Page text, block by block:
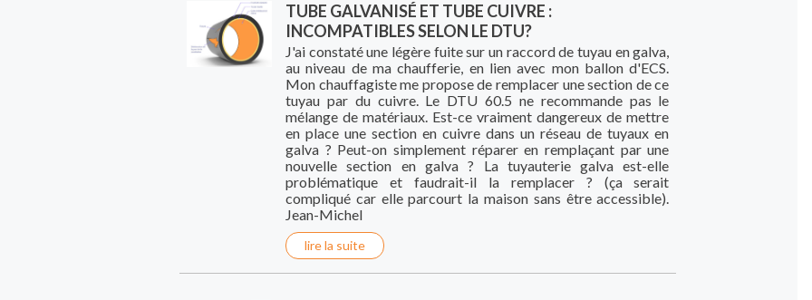
TUBE GALVANISÉ ET TUBE CUIVRE :
INCOMPATIBLES SELON LE DTU?
J'ai constaté une légère fuite sur un raccord de tuyau en galva,
au niveau de ma chaufferie, en lien avec mon ballon d'ECS.
Mon chauffagiste me propose de remplacer une section de ce
tuyau par du cuivre. Le DTU 60.5 ne recommande pas le
mélange de matériaux. Est-ce vraiment dangereux de mettre
en place une section en cuivre dans un réseau de tuyaux en
galva ? Peut-on simplement réparer en remplaçant par une
nouvelle section en galva ? La tuyauterie galva est-elle
problématique et faudrait-il la remplacer ? (ça serait
compliqué car elle parcourt la maison sans être accessible).
Jean-Michel
lire la suite